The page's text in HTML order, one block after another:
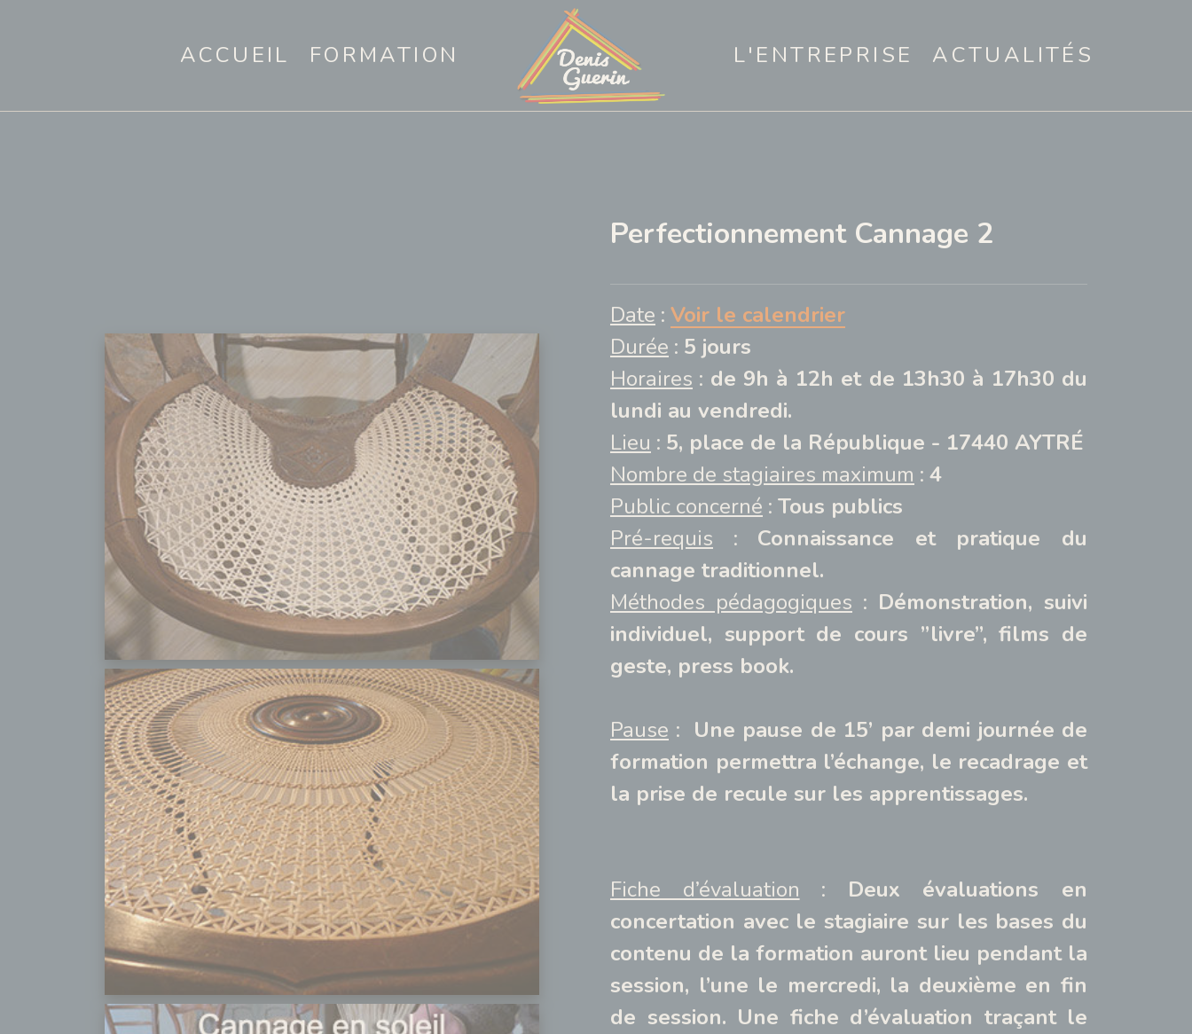
ACCUEIL FORMATION L'ENTREPRISE ACTUALITÉS
Perfectionnement Cannage 2
Date : Voir le calendrier
Durée : 5 jours
Horaires : de 9h à 12h et de 13h30 à 17h30 du
lundi au vendredi.
Lieu : 5, place de la République - 17440 AYTRÉ
Nombre de stagiaires maximum : 4
Public concerné : Tous publics
Pré-requis : Connaissance et pratique du
cannage traditionnel.
Méthodes pédagogiques : Démonstration, suivi
individuel, support de cours ’’livre’’, films de
geste, press book.
Pause : Une pause de 15’ par demi journée de
formation permettra l’échange, le recadrage et
la prise de recule sur les apprentissages.
Fiche d’évaluation : Deux évaluations en
concertation avec le stagiaire sur les bases du
contenu de la formation auront lieu pendant la
session, l’une le mercredi, la deuxième en fin
de session. Une fiche d’évaluation traçant le